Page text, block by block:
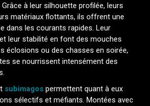
à leur silhouette profilée, leurs
matériaux flottants, ils offrent une
dans les courants rapides. Leur
leur stabilité en font des mouches
éclosions ou des chasses en soirée,
se nourrissent intensément des
subimagos permettent quant à eux
sélectifs et méfiants. Montées avec